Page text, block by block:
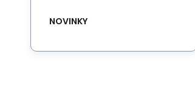
NOVINKY